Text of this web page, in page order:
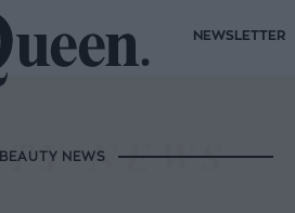
NEWSLETTER
BEAUTY NEWS